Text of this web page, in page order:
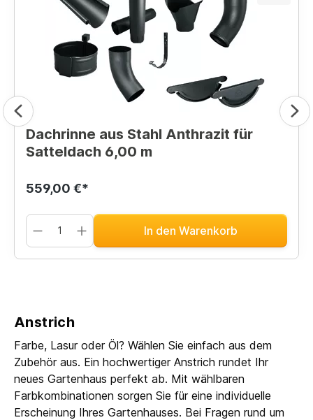
Dachrinne aus Stahl Anthrazit für
Satteldach 6,00 m
559,00 €*
In den Warenkorb
Anstrich
Farbe, Lasur oder Öl? Wählen Sie einfach aus dem
Zubehör aus. Ein hochwertiger Anstrich rundet Ihr
neues Gartenhaus perfekt ab. Mit wählbaren
Farbkombinationen sorgen Sie für eine individuelle
Erscheinung Ihres Gartenhauses. Bei Fragen rund um